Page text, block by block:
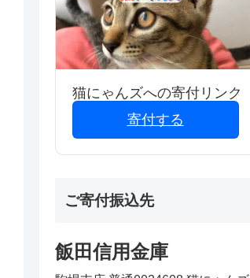
猫にゃんズへの寄付リンク
寄付する
ご寄付振込先
飯田信用金庫